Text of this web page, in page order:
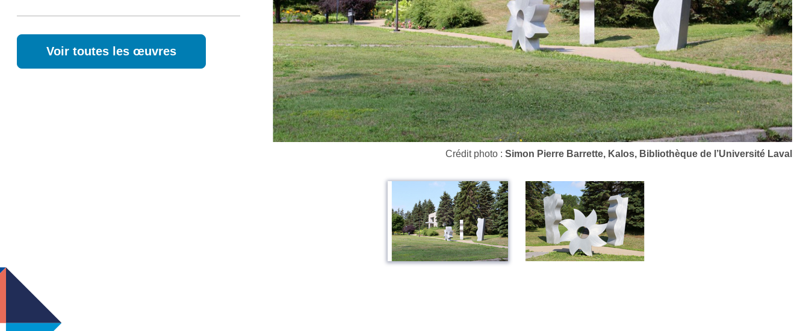
Voir toutes les œuvres
Crédit photo : Simon Pierre Barrette, Kalos, Bibliothèque de l’Université Laval